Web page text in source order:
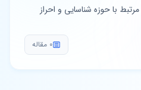
با حوزه شناسایی و احراز
0 مقاله